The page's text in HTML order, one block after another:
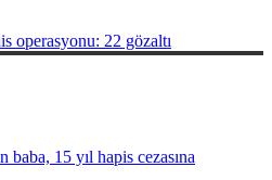
operasyonu: 22 gözaltı
baba, 15 yıl hapis cezasına